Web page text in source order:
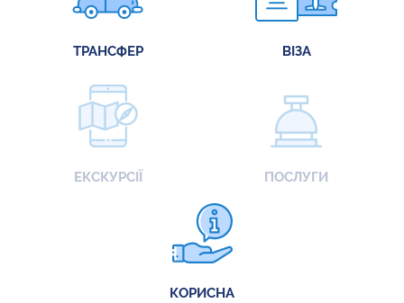
ТРАНСФЕР ВІЗА
ЕКСКУРСІЇ ПОСЛУГИ
КОРИСНА